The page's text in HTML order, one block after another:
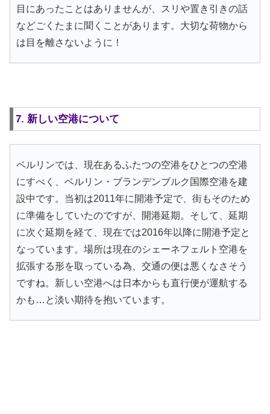
目にあったことはありませんが、スリや置き引きの話
などごくたまに聞くことがあります。大切な荷物から
は目を離さないように！
7. 新しい空港について
ベルリンでは、現在あるふたつの空港をひとつの空港
にすべく、ベルリン・ブランデンブルク国際空港を建
設中です。当初は2011年に開港予定で、街もそのため
に準備をしていたのですが、開港延期。そして、延期
に次ぐ延期を経て、現在では2016年以降に開港予定と
なっています。場所は現在のシェーネフェルト空港を
拡張する形を取っている為、交通の便は悪くなさそう
ですね。新しい空港へは日本からも直行便が運航する
かも…と淡い期待を抱いています。